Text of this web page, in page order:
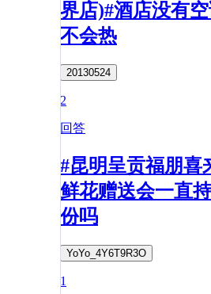
界店)#酒店没有
不会热
20130524
2
回答
#昆明呈贡福朋喜
鲜花赠送会一直
份吗
YoYo_4Y6T9R3O
1